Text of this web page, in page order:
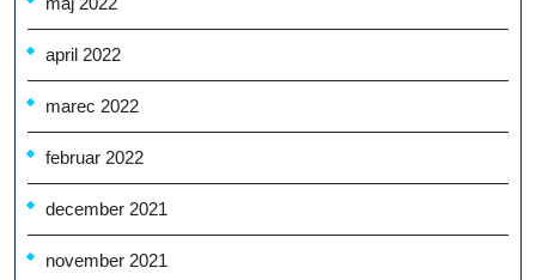
april 2022
marec 2022
februar 2022
december 2021
november 2021